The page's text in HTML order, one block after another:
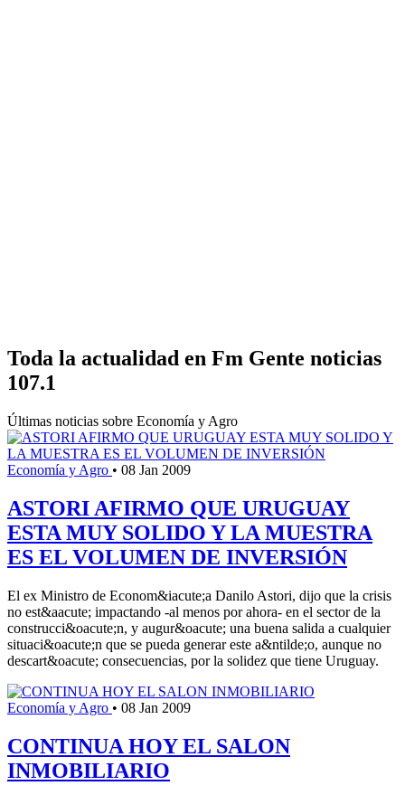
Toda la actualidad en Fm Gente noticias
107.1
Últimas noticias sobre Economía y Agro
Economía y Agro • 08 Jan 2009
ASTORI AFIRMO QUE URUGUAY
ESTA MUY SOLIDO Y LA MUESTRA
ES EL VOLUMEN DE INVERSIÓN
El ex Ministro de Econom&iacute;a Danilo Astori, dijo que la crisis
no est&aacute; impactando -al menos por ahora- en el sector de la
construcci&oacute;n, y augur&oacute; una buena salida a cualquier
situaci&oacute;n que se pueda generar este a&ntilde;o, aunque no
descart&oacute; consecuencias, por la solidez que tiene Uruguay.
Economía y Agro • 08 Jan 2009
CONTINUA HOY EL SALON
INMOBILIARIO